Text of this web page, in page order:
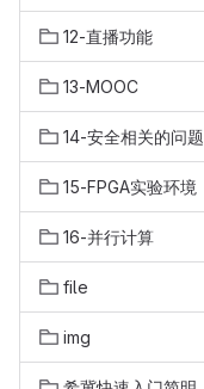
12-直播功能
13-MOOC
14-安全相关的问题
15-FPGA实验环境
16-并行计算
file
img